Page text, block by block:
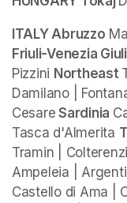
ITALY Abruzzo
Friuli-Venezia
Pizzini Northeast
Damilano |
Cesare Sardinia
Tasca d'Almerita
Tramin |
Ampeleia |
Castello di Ama |